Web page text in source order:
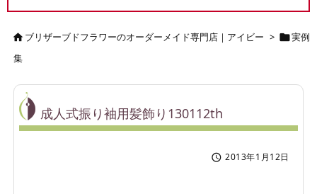
検索
ブリザーブドフラワーのオーダーメイド専門店｜アイビー > 実例
集
成人式振り袖用髪飾り130112th
 2013年1月12日